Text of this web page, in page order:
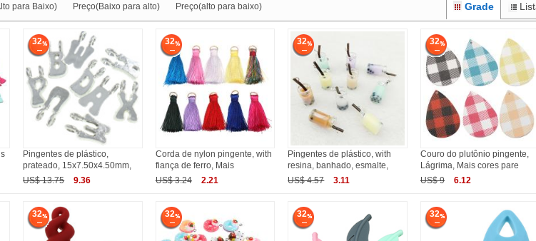
para Baixo) Preço(Baixo para alto) Preço(alto para baixo) Grade
32
Pingentes de plástico,
prateado, 15x7.50x4.50mm,
US$ 13.75
9.36
32
Corda de nylon pingente, with
fiança de ferro, Mais
US$ 3.24
2.21
32
Pingentes de plástico, with
resina, banhado, esmalte,
US$ 4.57
3.11
32
Couro do plutônio pingente,
Lágrima, Mais cores pare
US$ 9
6.12
32 32 32 32